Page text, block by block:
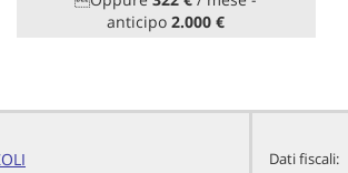
anticipo2.000 €
Dati fiscali: